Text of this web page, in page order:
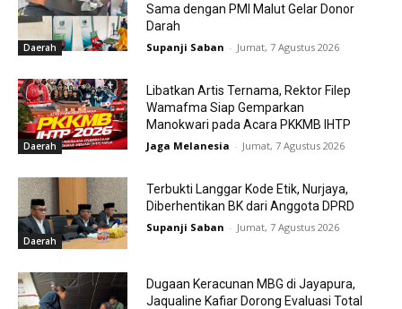
Daerah
Sama dengan PMI Malut Gelar Donor
Darah
Supanji Saban - Jumat, 7 Agustus 2026
Daerah
Libatkan Artis Ternama, Rektor Filep
Wamafma Siap Gemparkan
Manokwari pada Acara PKKMB IHTP
Jaga Melanesia - Jumat, 7 Agustus 2026
Daerah
Terbukti Langgar Kode Etik, Nurjaya,
Diberhentikan BK dari Anggota DPRD
Supanji Saban - Jumat, 7 Agustus 2026
Dugaan Keracunan MBG di Jayapura,
Jaqualine Kafiar Dorong Evaluasi Total